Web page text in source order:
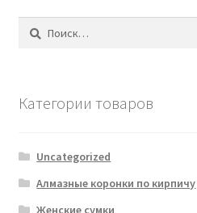
Найти:
Категории товаров
Uncategorized
Алмазные коронки по кирпичу
Женские сумки